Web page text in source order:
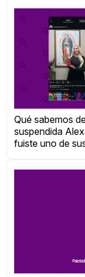
Qué sabemos
suspendida
fuiste uno de